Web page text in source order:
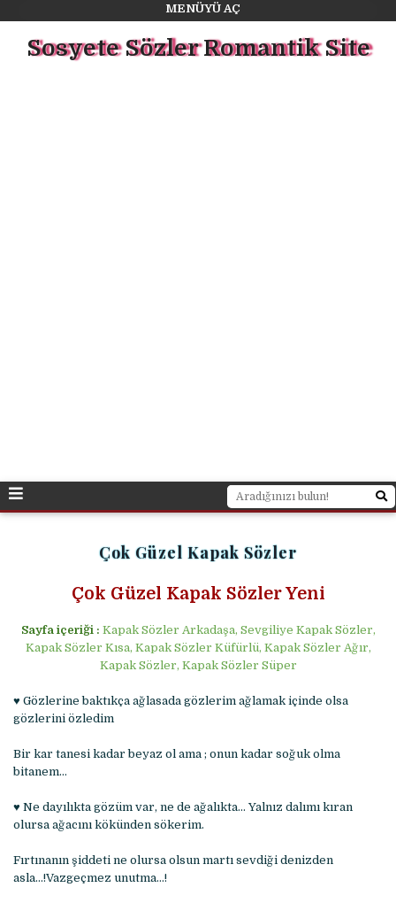
MENÜYÜ AÇ
Sosyete Sözler Romantik Site
Çok Güzel Kapak Sözler
Çok Güzel Kapak Sözler Yeni
Sayfa içeriği : Kapak Sözler Arkadaşa, Sevgiliye Kapak Sözler,
Kapak Sözler Kısa, Kapak Sözler Küfürlü, Kapak Sözler Ağır,
Kapak Sözler, Kapak Sözler Süper
♥ Gözlerine baktıkça ağlasada gözlerim ağlamak içinde olsa
gözlerini özledim
Bir kar tanesi kadar beyaz ol ama ; onun kadar soğuk olma
bitanem…
♥ Ne dayılıkta gözüm var, ne de ağalıkta… Yalnız dalımı kıran
olursa ağacını kökünden sökerim.
Fırtınanın şiddeti ne olursa olsun martı sevdiği denizden
asla…!Vazgeçmez unutma…!